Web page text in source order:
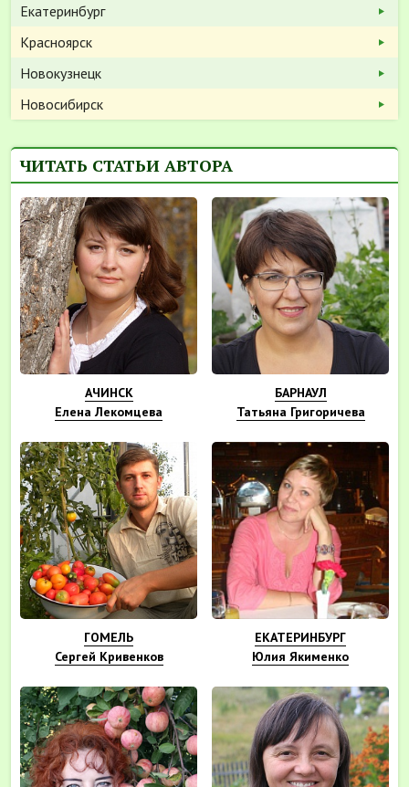
Екатеринбург
Красноярск
Новокузнецк
Новосибирск
ЧИТАТЬ СТАТЬИ АВТОРА
АЧИНСК
Елена Лекомцева
БАРНАУЛ
Татьяна Григоричева
ГОМЕЛЬ
Сергей Кривенков
ЕКАТЕРИНБУРГ
Юлия Якименко